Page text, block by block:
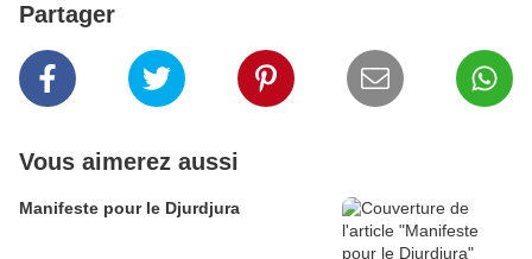
Partager
Vous aimerez aussi
Manifeste pour le Djurdjura